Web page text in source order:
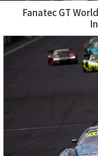
Fanatec GT